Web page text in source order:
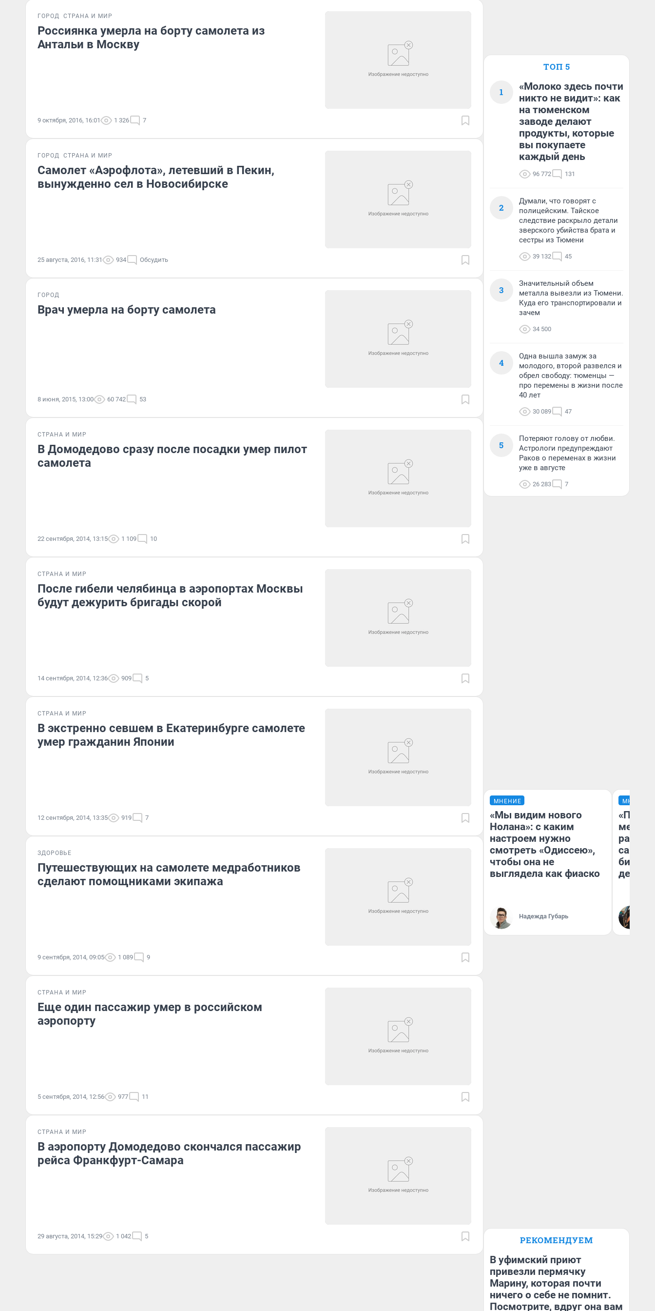
ГОРОД СТРАНА И МИР
Россиянка умерла на борту самолета из
Антальи в Москву
9 октября, 2016, 16:01 1 326 7
ГОРОД СТРАНА И МИР
Самолет «Аэрофлота», летевший в Пекин,
вынужденно сел в Новосибирске
25 августа, 2016, 11:31 934 Обсудить
ГОРОД
Врач умерла на борту самолета
8 июня, 2015, 13:00 60 742 53
СТРАНА И МИР
В Домодедово сразу после посадки умер пилот
самолета
22 сентября, 2014, 13:15 1 109 10
СТРАНА И МИР
После гибели челябинца в аэропортах Москвы
будут дежурить бригады скорой
14 сентября, 2014, 12:36 909 5
СТРАНА И МИР
В экстренно севшем в Екатеринбурге самолете
умер гражданин Японии
12 сентября, 2014, 13:35 919 7
ЗДОРОВЬЕ
Путешествующих на самолете медработников
сделают помощниками экипажа
9 сентября, 2014, 09:05 1 089 9
СТРАНА И МИР
Еще один пассажир умер в российском
аэропорту
5 сентября, 2014, 12:56 977 11
СТРАНА И МИР
В аэропорту Домодедово скончался пассажир
рейса Франкфурт-Самара
29 августа, 2014, 15:29 1 042 5
ТОП 5
1
«Молоко здесь почти
никто не видит»: как
на тюменском
заводе делают
продукты, которые
вы покупаете
каждый день
96 772 131
2
Думали, что говорят с
полицейским. Тайское
следствие раскрыло детали
зверского убийства брата и
сестры из Тюмени
39 132 45
3
Значительный объем
металла вывезли из Тюмени.
Куда его транспортировали и
зачем
34 500
4
Одна вышла замуж за
молодого, второй развелся и
обрел свободу: тюменцы —
про перемены в жизни после
40 лет
30 089 47
5
Потеряют голову от любви.
Астрологи предупреждают
Раков о переменах в жизни
уже в августе
26 283 7
МНЕНИЕ
«Мы видим нового
Нолана»: с каким
настроем нужно
смотреть «Одиссею»,
чтобы она не
выглядела как фиаско
Надежда Губарь
МНЕНИЕ
самом
РЕКОМЕНДУЕМ
В уфимский приют
привезли пермячку
Марину, которая почти
ничего о себе не помнит.
Посмотрите, вдруг она вам